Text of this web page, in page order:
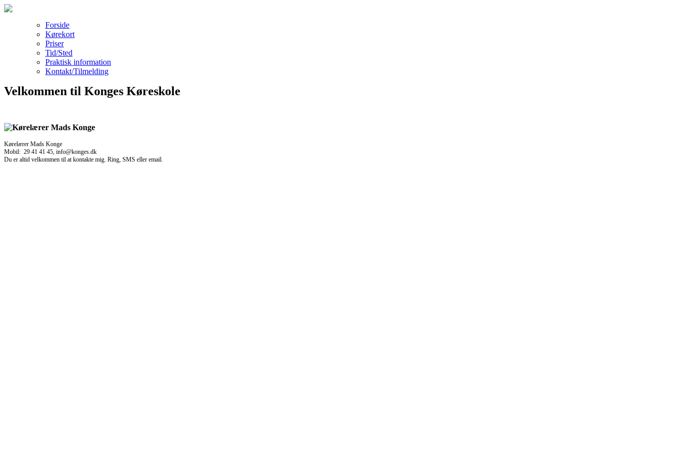
Forside
Kørekort
Priser
Tid/Sted
Praktisk information
Kontakt/Tilmelding
Velkommen til Konges Køreskole
Kørelærer Mads Konge
Mobil: 29 41 41 45, info@konges.dk
Du er altid velkommen til at kontakte mig. Ring, SMS eller email.